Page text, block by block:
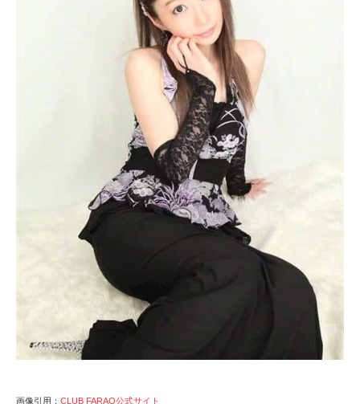
画像引用： CLUB FARAO公式サイト